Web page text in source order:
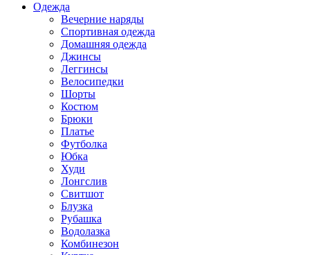
Одежда
Вечерние наряды
Спортивная одежда
Домашняя одежда
Джинсы
Леггинсы
Велосипедки
Шорты
Костюм
Брюки
Платье
Футболка
Юбка
Худи
Лонгслив
Свитшот
Блузка
Рубашка
Водолазка
Комбинезон